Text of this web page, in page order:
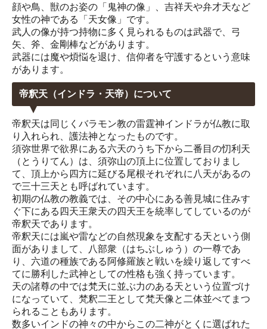
顔や鳥、獣のお姿の「鬼神の像」、吉祥天や弁才天など
女性の神である「天女像」です。
武人の像が持つ持物に多く見られるものは武器で、弓
矢、斧、金剛棒などがあります。
武器には魔や煩悩を退け、信仰者を守護するという意味
があります。
帝釈天（インドラ・天帝）について
帝釈天は同じくバラモン教の雷霆神インドラが仏教に取
り入れられ、護法神となったものです。
須弥世界で欲界にある六天のうち下から二番目の忉利天
（とうりてん）は、須弥山の頂上に位置しておりまし
て、頂上から四方に延びる尾根それぞれに八天があるの
で三十三天とも呼ばれています。
初期の仏教の教義では、その中心にある善見城に住みす
ぐ下にある四天王衆天の四天王を統率してしているのが
帝釈天であります。
帝釈天には嵐や雷などの自然現象を支配する天という側
面がありまして、八部衆（はちぶしゅう）の一尊であ
り、六道の種族である阿修羅族と戦いを繰り返してすべ
てに勝利した武神としての性格も強く持っています。
天の諸尊の中では梵天に並ぶ力のある天という位置づけ
になっていて、梵釈二王として梵天像と二体並べてまつ
られることもあります。
数多いインドの神々の中からこの二神がとくに選ばれた